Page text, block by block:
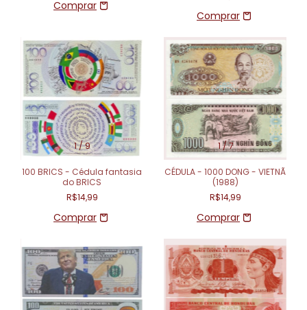
1/9
100 BRICS - Cédula fantasia
do BRICS
R$14,99
1/7
CÉDULA - 1000 DONG - VIETNÃ
(1988)
R$14,99